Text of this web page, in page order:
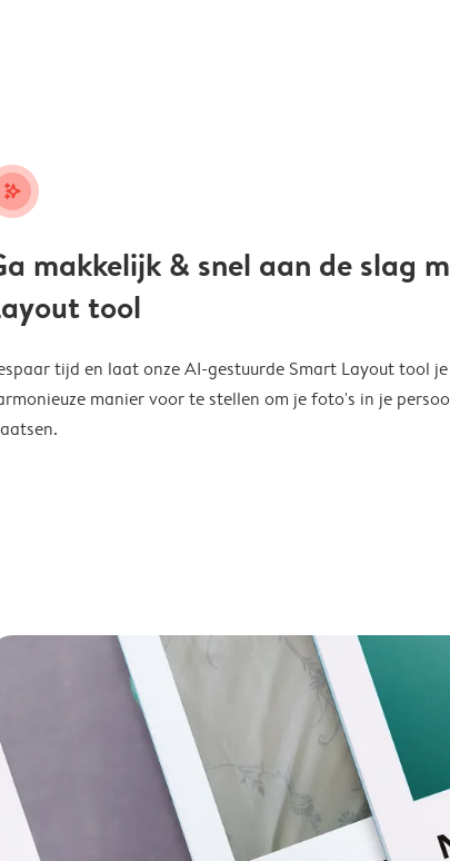
stars_plus
makkelijk & snel aan de slag
tool
tijd en laat onze AI-gestuurde Smart Layout tool
manier voor te stellen om je foto's in je